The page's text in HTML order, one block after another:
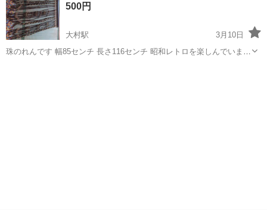
のシート製造◇ ＊クリー...
500円
大村駅
3月10日
珠のれんです 幅85センチ 長さ116センチ 昭和レトロを楽しんでいまし